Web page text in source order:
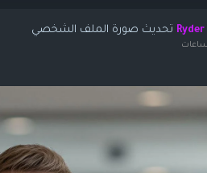
Ryder تحديث صورة الملف الشخصي